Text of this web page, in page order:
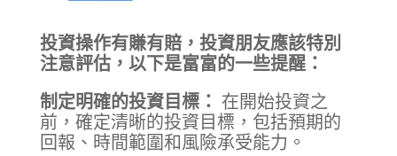
投資操作有賺有賠，投資朋友應該特別
注意評估，以下是富富的一些提醒：
制定明確的投資目標： 在開始投資之
前，確定清晰的投資目標，包括預期的
回報、時間範圍和風險承受能力。